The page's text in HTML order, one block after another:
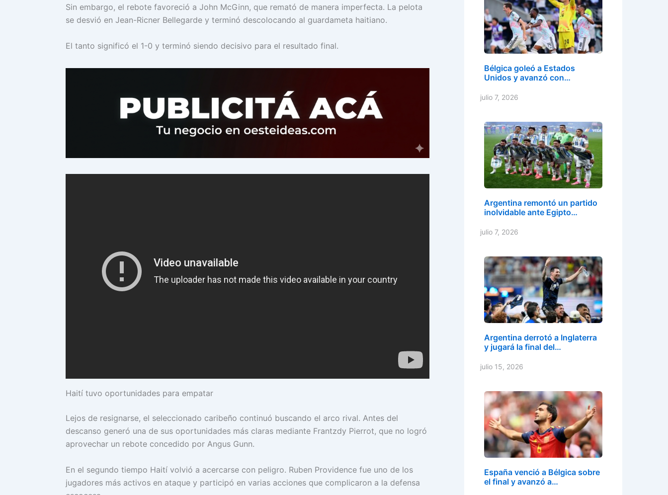
Sin embargo, el rebote favoreció a John McGinn, que remató de manera imperfecta. La pelota
se desvió en Jean-Ricner Bellegarde y terminó descolocando al guardameta haitiano.
El tanto significó el 1-0 y terminó siendo decisivo para el resultado final.
Haití tuvo oportunidades para empatar
Lejos de resignarse, el seleccionado caribeño continuó buscando el arco rival. Antes del
descanso generó una de sus oportunidades más claras mediante Frantzdy Pierrot, que no logró
aprovechar un rebote concedido por Angus Gunn.
En el segundo tiempo Haití volvió a acercarse con peligro. Ruben Providence fue uno de los
jugadores más activos en ataque y participó en varias acciones que complicaron a la defensa
Bélgica goleó a Estados
Unidos y avanzó con…
julio 7, 2026
Argentina remontó un partido
inolvidable ante Egipto…
julio 7, 2026
Argentina derrotó a Inglaterra
y jugará la final del…
julio 15, 2026
España venció a Bélgica sobre
el final y avanzó a…